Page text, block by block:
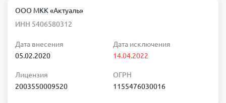
ООО МКК «Актуаль»
ИНН 5406580312
Дата внесения
05.02.2020
Дата исключения
14.04.2022
Лицензия
2003550009520
ОГРН
1155476030016